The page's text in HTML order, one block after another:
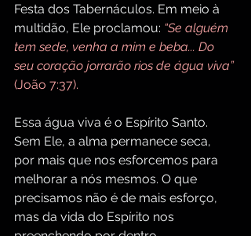
Festa dos Tabernáculos. Em meio à
multidão, Ele proclamou: “Se alguém
tem sede, venha a mim e beba... Do
seu coração jorrarão rios de água viva”
(João 7:37).
Essa água viva é o Espírito Santo.
Sem Ele, a alma permanece seca,
por mais que nos esforcemos para
melhorar a nós mesmos. O que
precisamos não é de mais esforço,
mas da vida do Espírito nos